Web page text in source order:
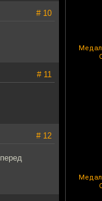
# 10
# 11
# 12